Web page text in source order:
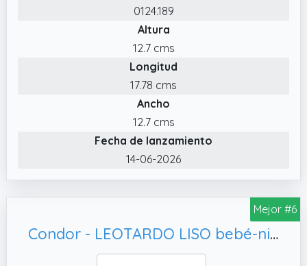
0124.189
Altura
12.7 cms
Longitud
17.78 cms
Ancho
12.7 cms
Fecha de lanzamiento
14-06-2026
Mejor #6
Condor - LEOTARDO LISO bebé-niños color: KIWI talla: 6